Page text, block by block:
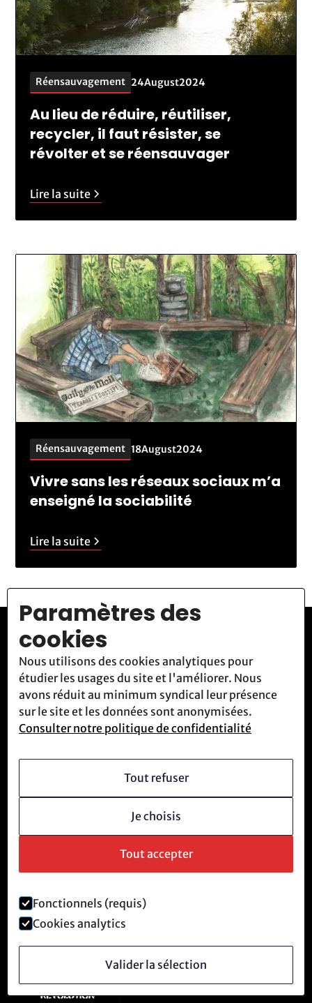
Réensauvagement 24August2024
Au lieu de réduire, réutiliser,
recycler, il faut résister, se
révolter et se réensauvager
Lire la suite
Réensauvagement 18August2024
Vivre sans les réseaux sociaux m’a
enseigné la sociabilité
Lire la suite
Rejoignez la
résistance.
recrues déterminées à combattre le système
technologique.
Envoyer un message
Paramètres des
cookies
Nous utilisons des cookies analytiques pour
étudier les usages du site et l'améliorer. Nous
avons réduit au minimum syndical leur présence
sur le site et les données sont anonymisées.
Consulter notre politique de confidentialité
Tout refuser
Je choisis
Tout accepter
Fonctionnels (requis)
Cookies analytics
Valider la sélection